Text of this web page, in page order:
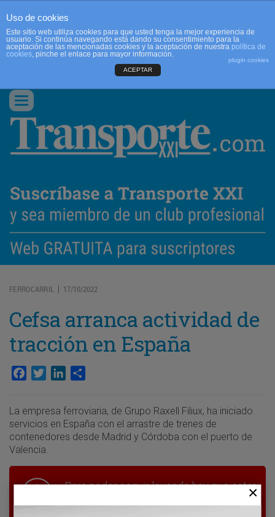
CONTACTO
Conmutar
navegación
FERROCARRIL | 17/10/2022
Cefsa arranca actividad de
tracción en España
Facebook
TwitterLinkedIn
La empresa ferroviaria, de Grupo Raxell Filiux, ha iniciado
servicios en España con el arrastre de trenes de
contenedores desde Madrid y Córdoba con el puerto de
Valencia.
Para poder seguir leyendo hay que estar
Uso de cookies
Este sitio web utiliza cookies para que usted tenga la mejor experiencia de
usuario. Si continúa navegando está dando su consentimiento para la
aceptación de las mencionadas cookies y la aceptación de nuestra política de
cookies, pinche el enlace para mayor información.
plugin cookies
ACEPTAR